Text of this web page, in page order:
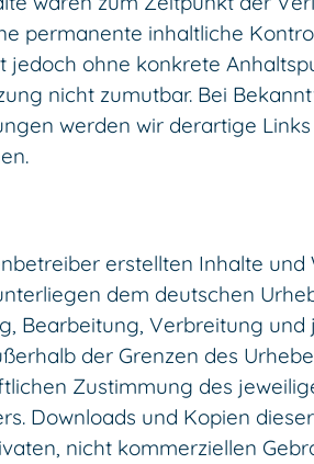
permanente inhaltliche
jedoch ohne konkrete
nicht zumutbar. Bei
werden wir derartige Links
erstellten Inhalte und
dem deutschen
Bearbeitung, Verbreitung und
der Grenzen des
Zustimmung des
Downloads und Kopien
nicht kommerziellen